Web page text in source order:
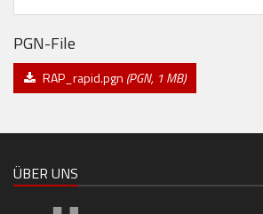
PGN-File
RAP_rapid.pgn (PGN, 1 MB)
ÜBER UNS